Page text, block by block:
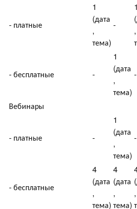
- платные
1
(дата
,
тема)
-
1
,
- бесплатные -
1
(дата
,
тема)
-
Вебинары
- платные -
1
(дата
,
тема)
-
- бесплатные
4
(дата
,
тема)
4
(дата
,
тема)
,